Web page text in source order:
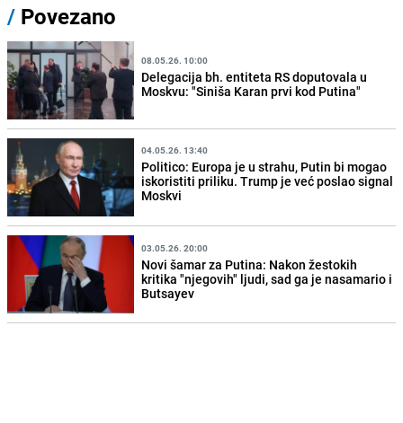
/ Povezano
08.05.26. 10:00
Delegacija bh. entiteta RS doputovala u
Moskvu: "Siniša Karan prvi kod Putina"
04.05.26. 13:40
Politico: Europa je u strahu, Putin bi mogao
iskoristiti priliku. Trump je već poslao signal
Moskvi
03.05.26. 20:00
Novi šamar za Putina: Nakon žestokih
kritika "njegovih" ljudi, sad ga je nasamario i
Butsayev